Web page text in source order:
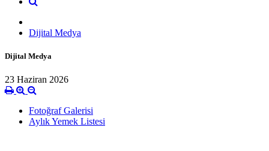
Dijital Medya
Dijital Medya
23 Haziran 2026
Fotoğraf Galerisi
Aylık Yemek Listesi